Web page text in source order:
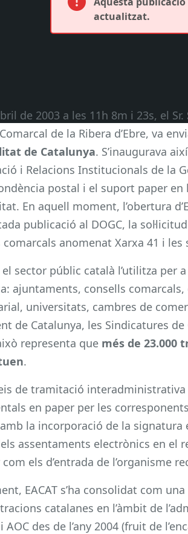
actualitzat.
de 2003 a les 11h 8m i 23s, el Sr.
de la Ribera d’Ebre, va
de Catalunya. S’inaugurava
i Relacions Institucionals de la
postal i el suport paper
En aquell moment, l’obertura
publicació al DOGC, la
anomenat Xarxa 41 i les
sector públic català l’utilitza per
ajuntaments, consells
universitats, cambres de
de Catalunya, les Sindicatures
representa que més de 23.000
.
de tramitació
en paper per les
la incorporació de la
assentaments electrònics en el
els d’entrada de l’organisme
EACAT s’ha consolidat com
catalanes en l’àmbit de
AOC des de l’any 2004 (fruit de